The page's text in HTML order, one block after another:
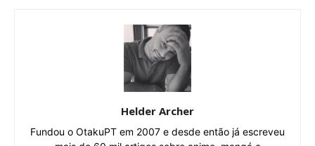
Helder Archer
Fundou o OtakuPT em 2007 e desde então já escreveu